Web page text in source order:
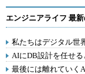
エンジニアライフ 最
私たちはデジタル世
AIにDB設計を任せ
最後には離れていく